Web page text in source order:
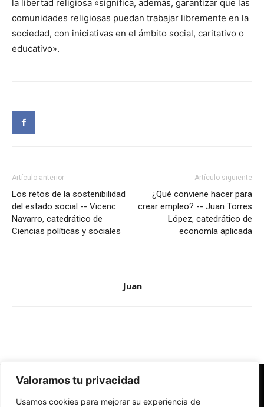
Valoramos tu privacidad
Usamos cookies para mejorar su experiencia de
la libertad religiosa «significa, además, garantizar que las
comunidades religiosas puedan trabajar libremente en la
sociedad, con iniciativas en el ámbito social, caritativo o
educativo».
Artículo anterior
Los retos de la sostenibilidad
del estado social -- Vicenc
Navarro, catedrático de
Ciencias políticas y sociales
Artículo siguiente
¿Qué conviene hacer para
crear empleo? -- Juan Torres
López, catedrático de
economía aplicada
Juan
Redes Cristianas
Una mirada alternativa sobre la Iglesia católica y la sociedad